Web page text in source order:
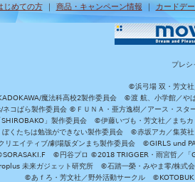
じめての方｜ 商品・キャンペーン情報 ｜ カードデ
プレシ
©浜弓場 双・芳文社
魔法科高校2製作委員会 ©渡 航、小学館／や
コぱら製作委員会 ©ＦＵＮＡ・亜方逸樹／アース・ス
」製作委員会 ©伊藤いづも・芳文社／まち
くたちは勉強ができない製作委員会 ©赤坂アカ／集英
リエイティブ/劇場版ダンまち製作委員会 ©GIRLS und
©円谷プロ ©2018 TRIGGER・雨宮哲／
未来ガジェット研究所 ©石踏一榮・みやま零/株式
©あｆろ・芳文社／野外活動サークル